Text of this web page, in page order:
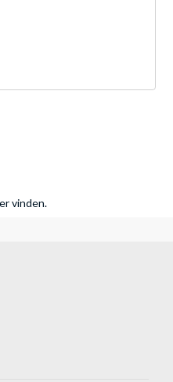
vinden.